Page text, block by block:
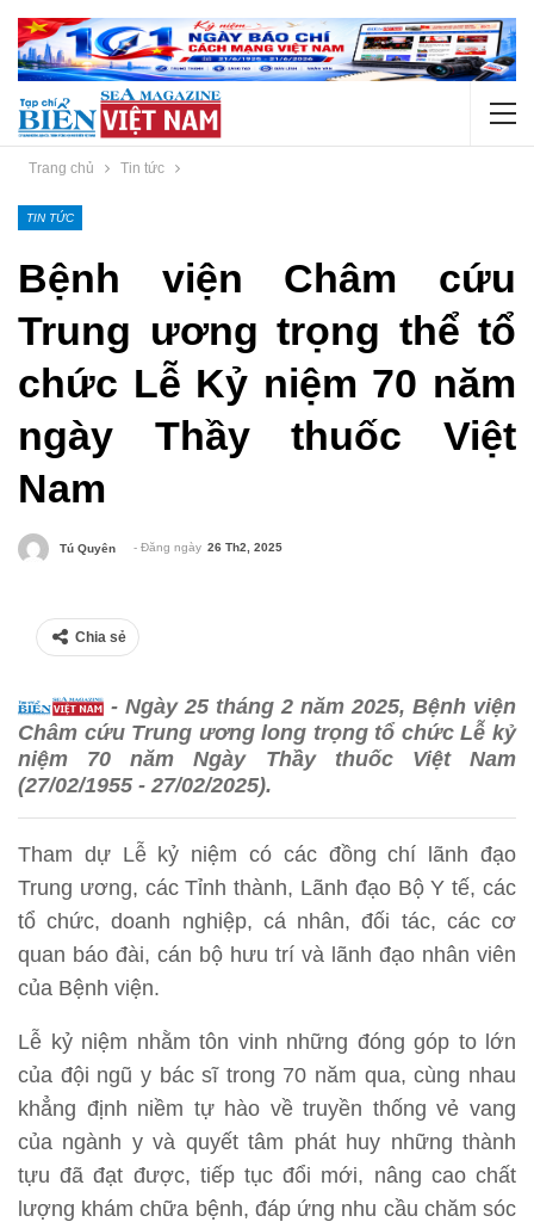
Trang chủ Tin tức
TIN TỨC
Bệnh viện Châm cứu
Trung ương trọng thể tổ
chức Lễ Kỷ niệm 70 năm
ngày Thầy thuốc Việt
Nam
Tú Quyên - Đăng ngày 26 Th2, 2025
Chia sẻ
- Ngày 25 tháng 2 năm 2025, Bệnh viện
Châm cứu Trung ương long trọng tổ chức Lễ kỷ
niệm 70 năm Ngày Thầy thuốc Việt Nam
(27/02/1955 - 27/02/2025).
Tham dự Lễ kỷ niệm có các đồng chí lãnh đạo
Trung ương, các Tỉnh thành, Lãnh đạo Bộ Y tế, các
tổ chức, doanh nghiệp, cá nhân, đối tác, các cơ
quan báo đài, cán bộ hưu trí và lãnh đạo nhân viên
của Bệnh viện.
Lễ kỷ niệm nhằm tôn vinh những đóng góp to lớn
của đội ngũ y bác sĩ trong 70 năm qua, cùng nhau
khẳng định niềm tự hào về truyền thống vẻ vang
của ngành y và quyết tâm phát huy những thành
tựu đã đạt được, tiếp tục đổi mới, nâng cao chất
lượng khám chữa bệnh, đáp ứng nhu cầu chăm sóc